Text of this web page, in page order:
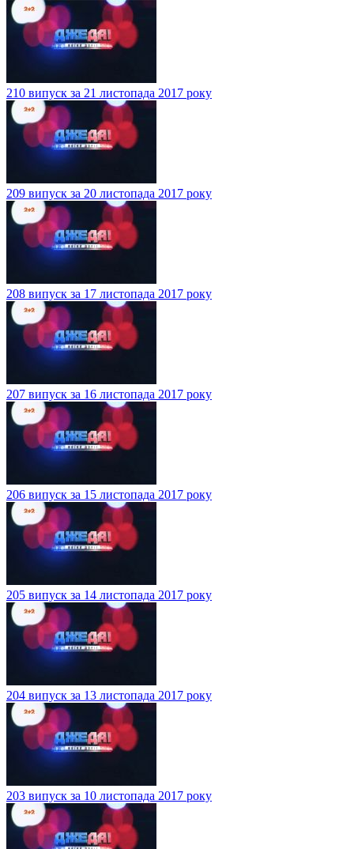
210 випуск за 21 листопада 2017 року
209 випуск за 20 листопада 2017 року
208 випуск за 17 листопада 2017 року
207 випуск за 16 листопада 2017 року
206 випуск за 15 листопада 2017 року
205 випуск за 14 листопада 2017 року
204 випуск за 13 листопада 2017 року
203 випуск за 10 листопада 2017 року